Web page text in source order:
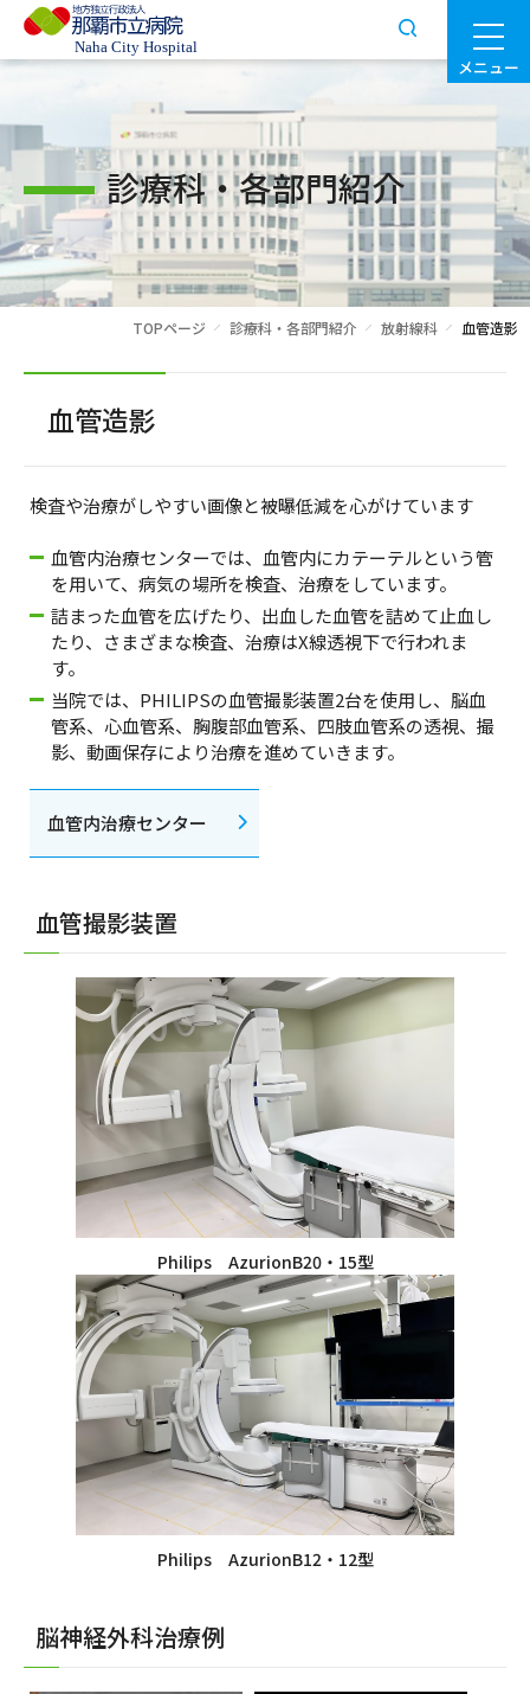
メニュー
診療科・各部門紹介
TOPページ 診療科・各部門紹介 放射線科 血管造影
血管造影
検査や治療がしやすい画像と被曝低減を心がけています
血管内治療センターでは、血管内にカテーテルという管
を用いて、病気の場所を検査、治療をしています。
詰まった血管を広げたり、出血した血管を詰めて止血し
たり、さまざまな検査、治療はX線透視下で行われま
す。
当院では、PHILIPSの血管撮影装置2台を使用し、脳血
管系、心血管系、胸腹部血管系、四肢血管系の透視、撮
影、動画保存により治療を進めていきます。
血管内治療センター
血管撮影装置
Philips AzurionB20・15型
Philips AzurionB12・12型
脳神経外科治療例